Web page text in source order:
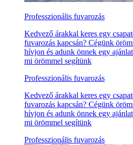
Professzionális fuvarozás
Kedvező árakkal keres egy
fuvarozás kapcsán? Cégünk
hívjon és adunk önnek egy
mi örömmel segítünk
Professzionális fuvarozás
Kedvező árakkal keres egy
fuvarozás kapcsán? Cégünk
hívjon és adunk önnek egy
mi örömmel segítünk
Professzionális fuvarozás